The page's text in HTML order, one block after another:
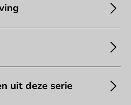
uit deze serie